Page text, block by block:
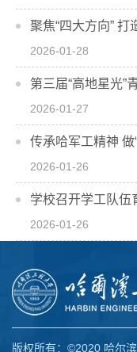
聚焦“四大方向” 打
2026-01-28
第三届“高地星光”
2026-01-27
传承哈军工精神 做
2026-01-26
学校召开学工队伍
2026-01-26
版权所有：©2020 哈尔